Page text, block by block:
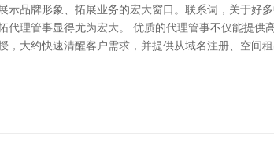
品牌形象、拓展业务的宏大窗口。联系词，关于好
代理管事显得尤为宏大。 优质的代理管事不仅能提
大约快速清醒客户需求，并提供从域名注册、空间